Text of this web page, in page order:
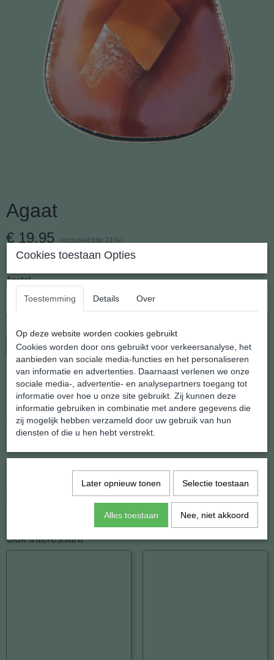
Agaat
€ 19,95 (inclusief btw 21%)
Niet op voorraad
Aantal
In winkelwagen
Prachtige Agaat Hanger
De serie hangers bestaan uit verschillende Agaten die voorzien zijn
van een metalen rand en hangeroog.
Natuurlijk doen wij er een zilveren kettinkje bij en verzenden wij in
geschenkverpakking.
Ook interessant
Cookies toestaan Opties
Toestemming Details Over
Op deze website worden cookies gebruikt
Cookies worden door ons gebruikt voor verkeersanalyse, het
aanbieden van sociale media-functies en het personaliseren
van informatie en advertenties. Daarnaast verlenen we onze
sociale media-, advertentie- en analysepartners toegang tot
informatie over hoe u onze site gebruikt. Zij kunnen deze
informatie gebruiken in combinatie met andere gegevens die
zij mogelijk hebben verzameld door uw gebruik van hun
diensten of die u hen hebt verstrekt.
Later opnieuw tonen Selectie toestaan
Alles toestaan Nee, niet akkoord